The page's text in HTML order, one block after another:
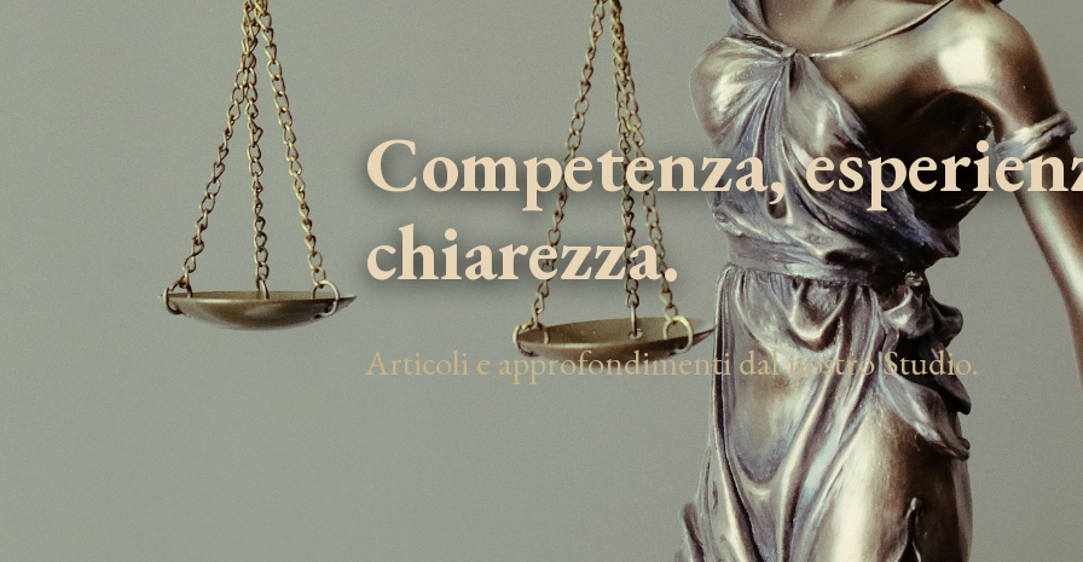
Competenza,
chiarezza.
Articoli e approfondimenti dal nostro Studio.